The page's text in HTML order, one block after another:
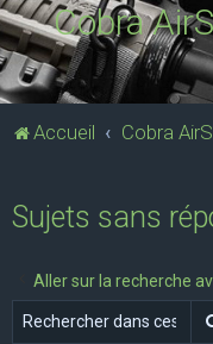
Cobra
Accueil Cobra
Sujets sans
Aller sur la recherche